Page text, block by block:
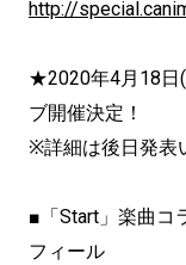
http://
★2020年4月18日
ブ開催決定！
※詳細は後日発表
■「Start」楽曲コ
フィール